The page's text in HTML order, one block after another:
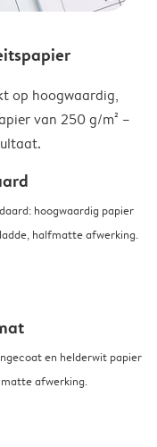
op hoogwaardig,
van 250 g/m² –
hoogwaardig papier
halfmatte afwerking.
en helderwit papier
afwerking.